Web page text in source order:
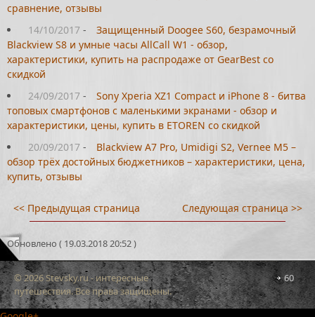
сравнение, отзывы
14/10/2017 -
Защищенный Doogee S60, безрамочный
Blackview S8 и умные часы AllCall W1 - обзор,
характеристики, купить на распродаже от GearBest со
скидкой
24/09/2017 -
Sony Xperia XZ1 Compact и iPhone 8 - битва
топовых смартфонов с маленькими экранами - обзор и
характеристики, цены, купить в ETOREN со скидкой
20/09/2017 -
Blackview A7 Pro, Umidigi S2, Vernee M5 –
обзор трёх достойных бюджетников – характеристики, цена,
купить, отзывы
<< Предыдущая страница Следующая страница >>
Обновлено ( 19.03.2018 20:52 )
60
© 2026 Stevsky.ru - интересные
путешествия. Все права защищены.